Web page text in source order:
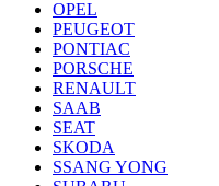
OPEL
PEUGEOT
PONTIAC
PORSCHE
RENAULT
SAAB
SEAT
SKODA
SSANG YONG